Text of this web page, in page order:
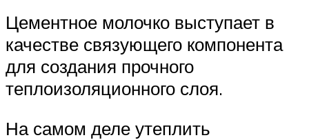
Цементное молочко выступает в
качестве связующего компонента
для создания прочного
теплоизоляционного слоя.
На самом деле утеплить